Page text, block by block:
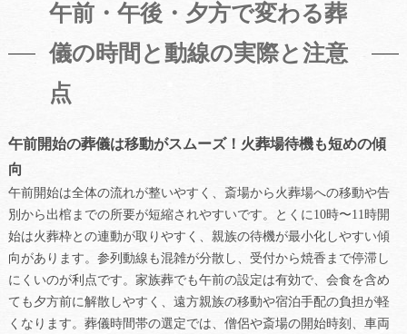
午前・午後・夕方で変わる葬
儀の時間と動線の実際と注意
点
午前開始の葬儀は移動がスムーズ！火葬場待機も短めの傾
向
午前開始は全体の流れが整いやすく、斎場から火葬場への移動や告
別から出棺までの所要が短縮されやすいです。とくに10時〜11時開
始は火葬枠との連動が取りやすく、親族の待機が最小化しやすい傾
向があります。参列動線も混雑が分散し、受付から焼香まで停滞し
にくいのが利点です。家族葬でも午前の設定は有効で、会食を含め
ても夕方前に解散しやすく、遠方親族の移動や宿泊手配の負担が軽
くなります。葬儀時間帯の選定では、僧侶や斎場の開始時刻、車両